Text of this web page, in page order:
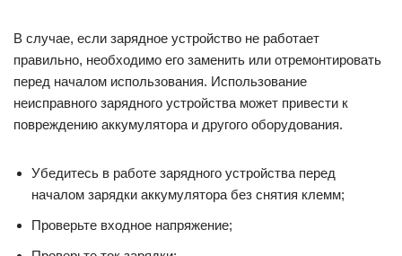
В случае, если зарядное устройство не работает
правильно, необходимо его заменить или отремонтировать
перед началом использования. Использование
неисправного зарядного устройства может привести к
повреждению аккумулятора и другого оборудования.
Убедитесь в работе зарядного устройства перед
началом зарядки аккумулятора без снятия клемм;
Проверьте входное напряжение;